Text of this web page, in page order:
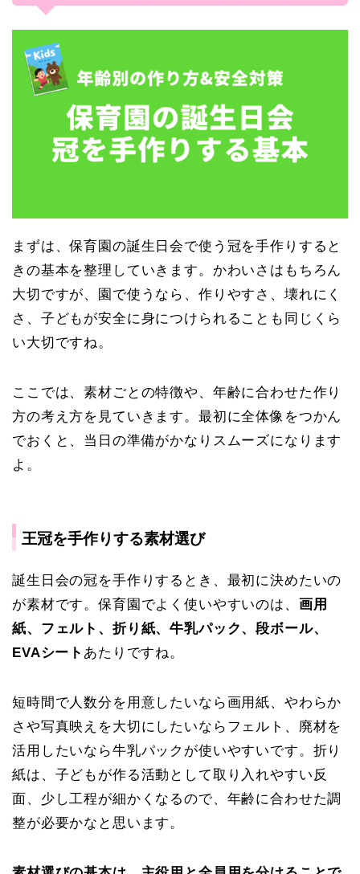
まずは、保育園の誕生日会で使う冠を手作りすると
きの基本を整理していきます。かわいさはもちろん
大切ですが、園で使うなら、作りやすさ、壊れにく
さ、子どもが安全に身につけられることも同じくら
い大切ですね。
ここでは、素材ごとの特徴や、年齢に合わせた作り
方の考え方を見ていきます。最初に全体像をつかん
でおくと、当日の準備がかなりスムーズになります
よ。
王冠を手作りする素材選び
誕生日会の冠を手作りするとき、最初に決めたいの
が素材です。保育園でよく使いやすいのは、 画用
紙、フェルト、折り紙、牛乳パック、段ボール、
EVAシート あたりですね。
短時間で人数分を用意したいなら画用紙、やわらか
さや写真映えを大切にしたいならフェルト、廃材を
活用したいなら牛乳パックが使いやすいです。折り
紙は、子どもが作る活動として取り入れやすい反
面、少し工程が細かくなるので、年齢に合わせた調
整が必要かなと思います。